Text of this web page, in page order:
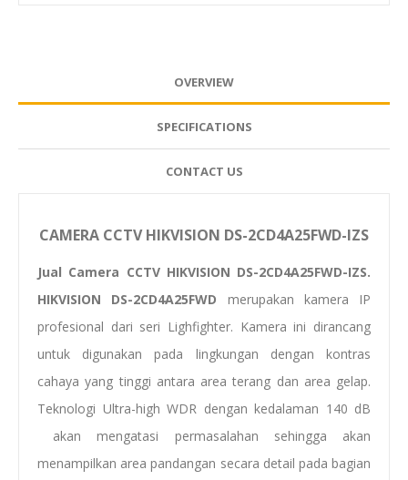
OVERVIEW
SPECIFICATIONS
CONTACT US
CAMERA CCTV HIKVISION DS-2CD4A25FWD-IZS
Jual Camera CCTV HIKVISION DS-2CD4A25FWD-IZS.
HIKVISION DS-2CD4A25FWD merupakan kamera IP
profesional dari seri Lighfighter. Kamera ini dirancang
untuk digunakan pada lingkungan dengan kontras
cahaya yang tinggi antara area terang dan area gelap.
Teknologi Ultra-high WDR dengan kedalaman 140 dB
akan mengatasi permasalahan sehingga akan
menampilkan area pandangan secara detail pada bagian